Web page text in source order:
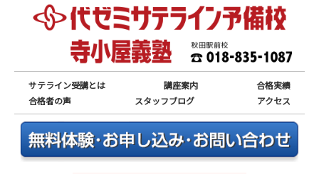
サテライン受講とは 講座案内
合格実績
合格者の声
スタッフブログ アクセス